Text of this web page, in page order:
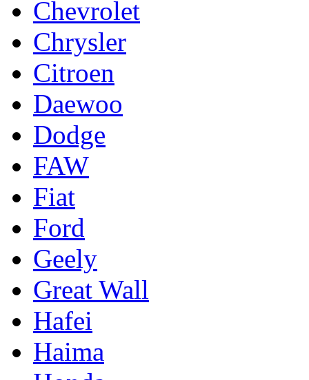
Chevrolet
Chrysler
Citroen
Daewoo
Dodge
FAW
Fiat
Ford
Geely
Great Wall
Hafei
Haima